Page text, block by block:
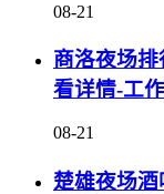
08-21
商洛夜场
看详情-工
08-21
楚雄夜场